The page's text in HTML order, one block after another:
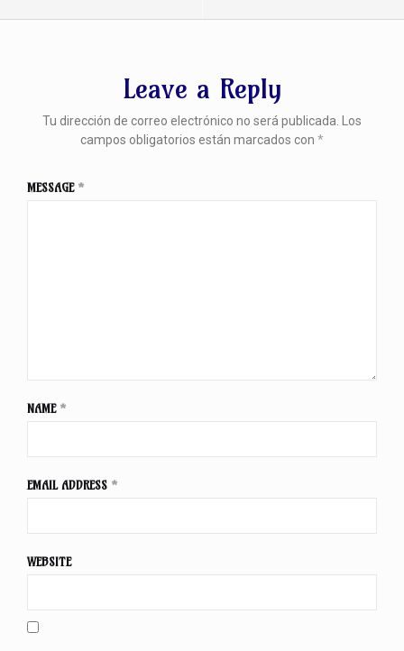
Leave a Reply
Tu dirección de correo electrónico no será publicada. Los
campos obligatorios están marcados con *
MESSAGE *
NAME *
EMAIL ADDRESS *
WEBSITE